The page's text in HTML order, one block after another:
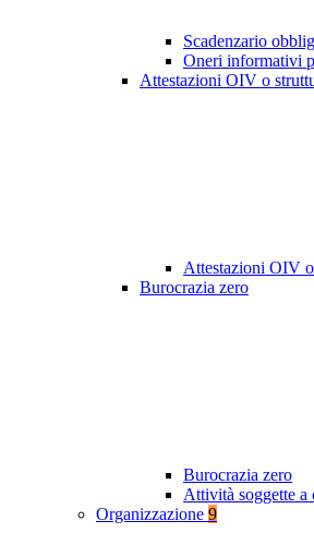
Scadenzario
Oneri informativi
Attestazioni OIV o
Attestazioni OIV
Burocrazia zero
Burocrazia zero
Attività soggette a
Organizzazione 9